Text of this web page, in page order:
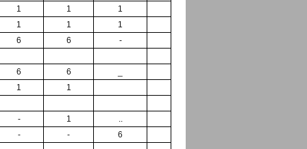
1
1
1
1
1
1
6
6 -
6 6
1
1
- 1
..
-
- 6